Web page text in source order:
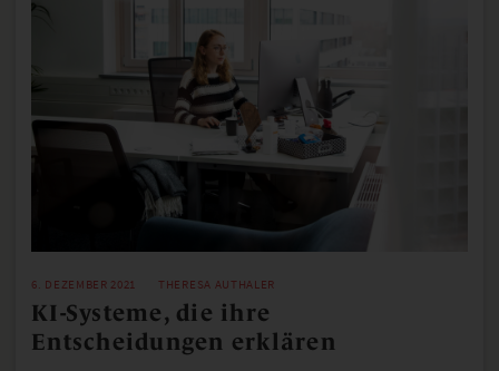
6. DEZEMBER 2021 THERESA AUTHALER
KI-Systeme, die ihre
Entscheidungen erklären